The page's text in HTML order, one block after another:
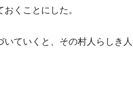
くことにした。
ていくと、その村人らしき人